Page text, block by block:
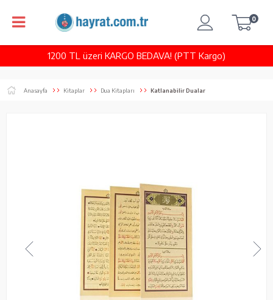
1200 TL üzeri KARGO BEDAVA! (PTT Kargo)
0
Anasayfa Kitaplar Dua Kitapları Katlanabilir Dualar